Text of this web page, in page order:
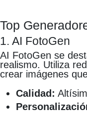
Top
1. AI FotoGen
AI FotoGen se
realismo. Utiliza
crear imágenes
Calidad: